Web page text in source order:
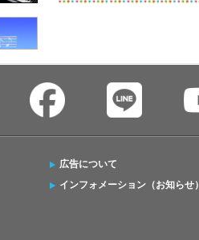
広告について
インフォメーション（お知らせ）